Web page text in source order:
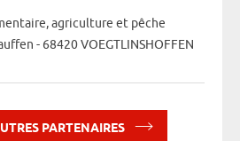
agriculture et pêche
- 68420 VOEGTLINSHOFFEN
PARTENAIRES